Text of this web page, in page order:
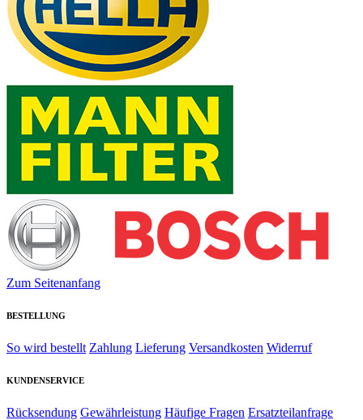
Zum Seitenanfang
BESTELLUNG
So wird bestellt Zahlung Lieferung Versandkosten Widerruf
KUNDENSERVICE
Rücksendung Gewährleistung Häufige Fragen Ersatzteilanfrage